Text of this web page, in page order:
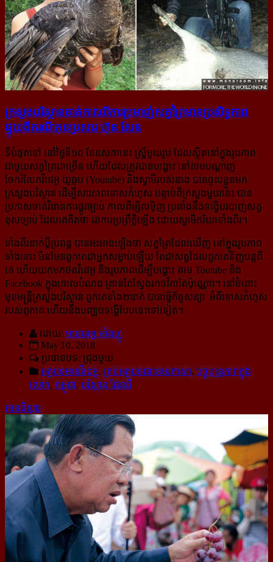
ក្រសួង​បរិស្ថាន​ចាត់ការ​លើ​ការ​ប្រមាញ់​សត្វ​ព្រៃ​មាន​ប្រសិទ្ធភាព
ផ្ទុយ​ពី​ករណី​កូន​ប្រសារ ហ៊ុន សែន
ទីបំផុតទៅ នៅថ្ងៃទី១០ ខែឧសភានេះ ស្ត្រីមួយរូប ដែលស្ថិតនៅក្នុងរូបភាព
ជាមួយសត្វព្រៃជាច្រើន ហើយដែលត្រូវបានបង្ហោះ នៅតាមបណ្ដាញ
ចែករំលែកវីដេអូ យូធូប (Youtube) និងស្វាមីរបស់នាង បានចូលខ្លួនមក
ក្រសួងបរិស្ថាន ដើម្បីសារភាពទោសកំហុស បន្ទាប់ពីក្រសួងមួយនេះ បាន
ប្រកាសចាត់វិធានការផ្លូវច្បាប់ កាលពីម្សិលម៉ិញ ប្រឆាំងនឹងទង្វើបរបាញ់សត្វ
ខុសច្បាប់ ដែលគេគិតថា ជាការប្រព្រឹត្តិឡើង ដោយស្វាមីភរិយាទាំងពីរ។
ទាំងពីរនាក់ប្ដីប្រពន្ធ បានអះអាងឡើងថា សត្វព្រៃដែលឃើញ នៅក្នុងរូបភាព
ទាំងនោះ មិនមែនពួកគេជាអ្នកសម្លាប់ឡើយ តែជាសត្វដែលពួកគេទិញបន្តពី
គេ ហើយយកមកថតវីដេអូ និងរូបភាពដើម្បីបង្ហោះ តាម Toutube និង
Facebook ក្នុងគោលបំណង គ្រាន់តែស្វែងរកថវិកាតែប៉ុណ្ណោះ។ នៅចំពោះ
មុខមន្រ្តីក្រសួងបរិស្ថាន ពួកគេទាំង២នាក់ បានធ្វើកិច្ចសន្យា អំពីទោសកំហុស
របស់ពួកគេ ហើយនឹងបញ្ឈប់ទង្វើបែបនេះទៅទៀត។
ដោយ: មនោរម្យ.អាំងហ្វូ
May 10, 2018
ប្រធានបទ: ជ្រុងមួយ
អត្ថបទមានវីដេអូ, គ្រប់អត្ថបទជាខេមរភាសា, បច្ចុប្បន្នភាពក្នុង
លោក, កម្ពុជា, បរិស្ថាន ផែនដី
អានពិស្ដារ